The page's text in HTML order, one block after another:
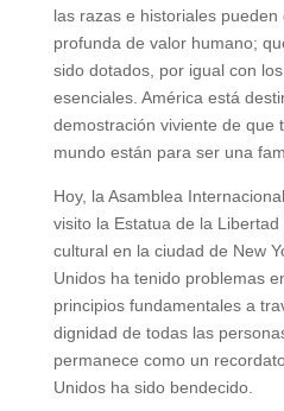
las razas e historiales
profunda de valor humano;
sido dotados, por igual con
esenciales. América está
demostración viviente de que
mundo están para ser una
Hoy, la Asamblea
visito la Estatua de la
cultural en la ciudad de New
Unidos ha tenido problemas
principios fundamentales a
dignidad de todas las
permanece como un
Unidos ha sido bendecido.